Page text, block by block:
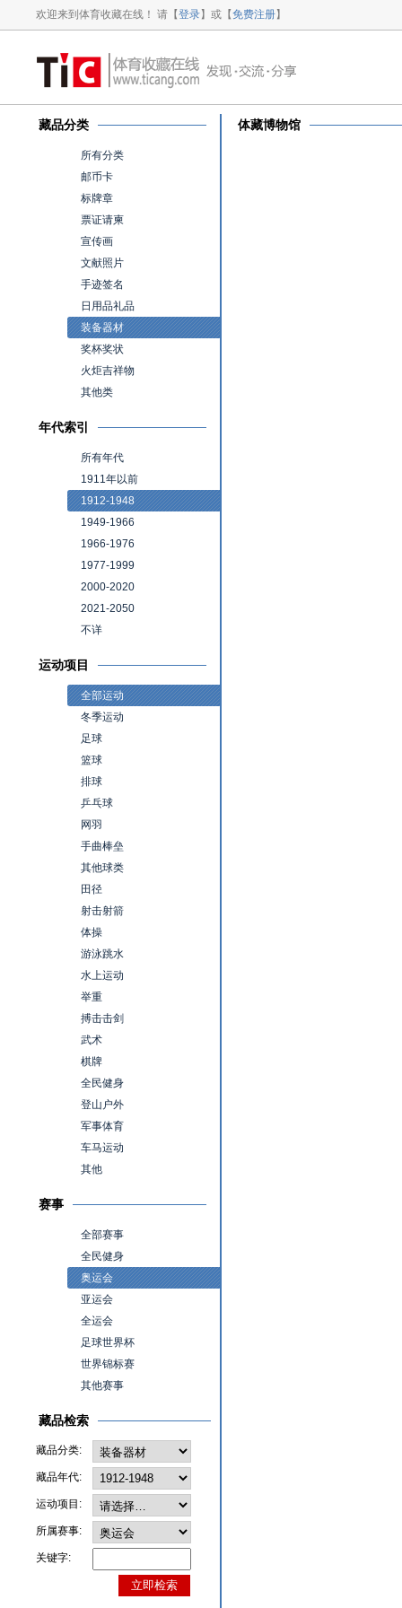
欢迎来到体育收藏在线！ 请【登录】或【免费注册】
藏品分类
所有分类
邮币卡
标牌章
票证请柬
宣传画
文献照片
手迹签名
日用品礼品
装备器材
奖杯奖状
火炬吉祥物
其他类
年代索引
所有年代
1911年以前
1912-1948
1949-1966
1966-1976
1977-1999
2000-2020
2021-2050
不详
运动项目
全部运动
冬季运动
足球
篮球
排球
乒乓球
网羽
手曲棒垒
其他球类
田径
射击射箭
体操
游泳跳水
水上运动
举重
搏击击剑
武术
棋牌
全民健身
登山户外
军事体育
车马运动
其他
赛事
全部赛事
全民健身
奥运会
亚运会
全运会
足球世界杯
世界锦标赛
其他赛事
藏品检索
藏品分类:
藏品年代:
运动项目:
所属赛事:
关键字:
体藏博物馆